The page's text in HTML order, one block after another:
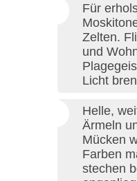
Für
Zelten.
und
Licht
Helle,
Ärmeln
Mücken
Farben
stechen